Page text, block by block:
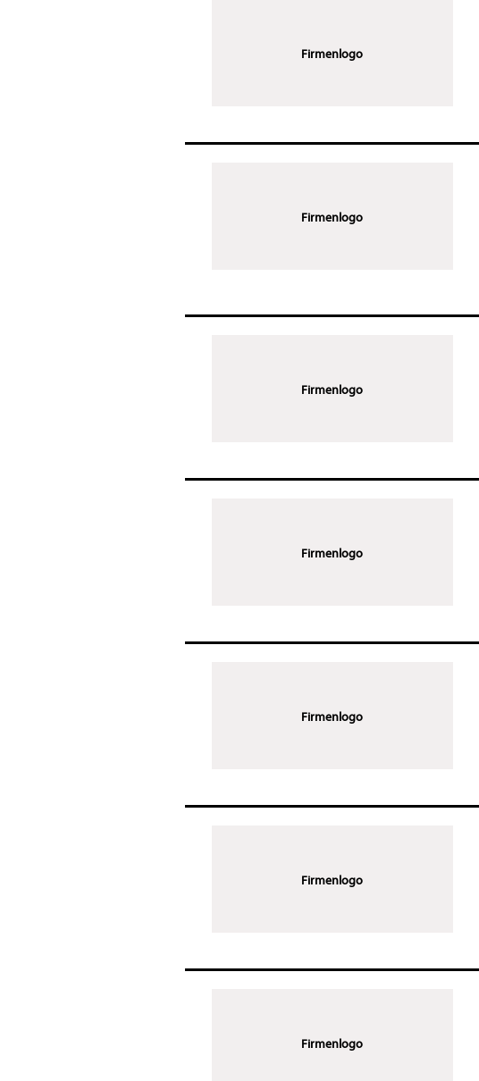
Firmenlogo
Firmenlogo
Firmenlogo
Firmenlogo
Firmenlogo
Firmenlogo
Firmenlogo